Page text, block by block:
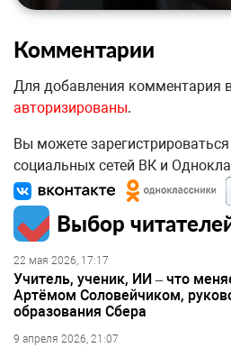
Комментарии
Для добавления комментария
авторизированы.
Вы можете
социальных сетей ВК и
Выбор
22 мая 2026, 17:17
Учитель, ученик, ИИ – что
Артёмом Соловейчиком,
образования Сбера
9 апреля 2026, 21:07